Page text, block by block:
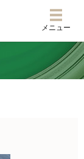
メニ
メニュー